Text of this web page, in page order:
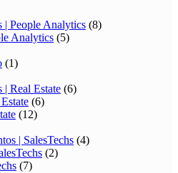
| People Analytics (8)
Analytics (5)
(1)
| Real Estate (6)
(6)
(12)
| SalesTechs (4)
(2)
(7)